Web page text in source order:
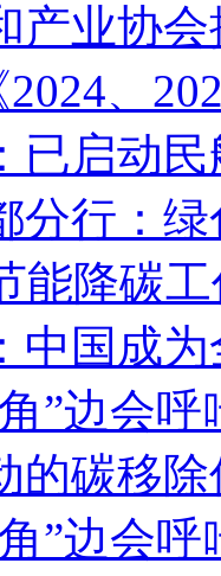
产业协
、
已启动
分行：
能降碳
中国成
”边会
的碳移
”边会